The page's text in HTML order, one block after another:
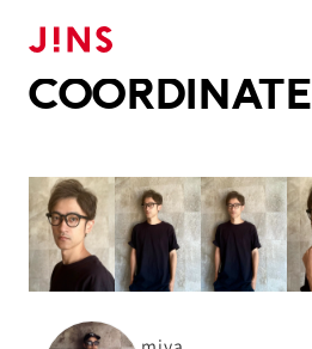
COORDINATE